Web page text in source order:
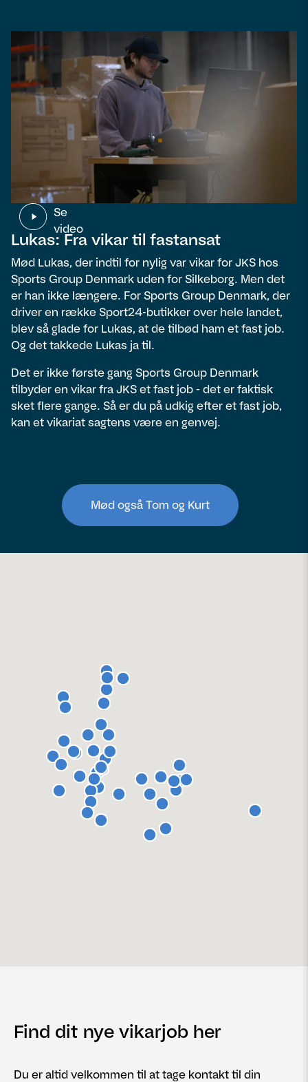
Se
video
Lukas: Fra vikar til fastansat
Mød Lukas, der indtil for nylig var vikar for JKS hos
Sports Group Denmark uden for Silkeborg. Men det
er han ikke længere. For Sports Group Denmark, der
driver en række Sport24-butikker over hele landet,
blev så glade for Lukas, at de tilbød ham et fast job.
Og det takkede Lukas ja til.
Det er ikke første gang Sports Group Denmark
tilbyder en vikar fra JKS et fast job - det er faktisk
sket flere gange. Så er du på udkig efter et fast job,
kan et vikariat sagtens være en genvej.
Mød også Tom og Kurt
Find dit nye vikarjob her
Du er altid velkommen til at tage kontakt til din